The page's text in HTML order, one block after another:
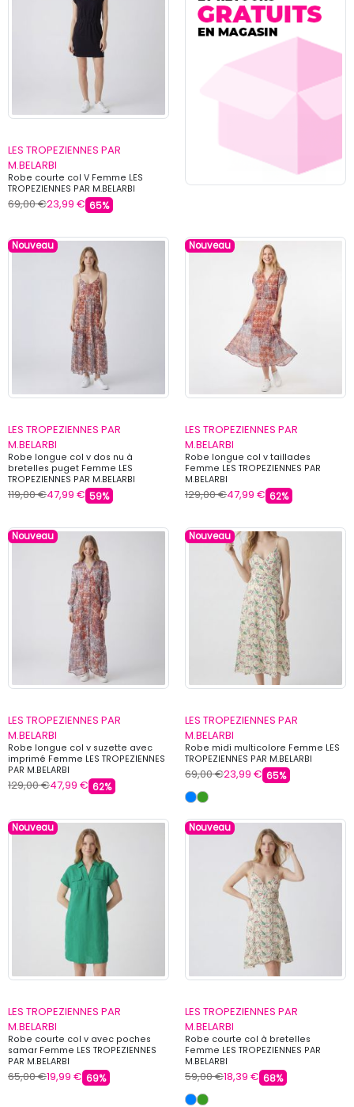
LES TROPEZIENNES PAR
M.BELARBI
Robe courte col V Femme LES
TROPEZIENNES PAR M.BELARBI
69,00 €23,99 € 65%
Nouveau
LES TROPEZIENNES PAR
M.BELARBI
Robe longue col v dos nu à
bretelles puget Femme LES
TROPEZIENNES PAR M.BELARBI
119,00 €47,99 € 59%
Nouveau
LES TROPEZIENNES PAR
M.BELARBI
Robe longue col v taillades
Femme LES TROPEZIENNES PAR
M.BELARBI
129,00 €47,99 € 62%
Nouveau
LES TROPEZIENNES PAR
M.BELARBI
Robe longue col v suzette avec
imprimé Femme LES TROPEZIENNES
PAR M.BELARBI
129,00 €47,99 € 62%
Nouveau
LES TROPEZIENNES PAR
M.BELARBI
Robe midi multicolore Femme LES
TROPEZIENNES PAR M.BELARBI
69,00 €23,99 € 65%
Nouveau
LES TROPEZIENNES PAR
M.BELARBI
Robe courte col v avec poches
samar Femme LES TROPEZIENNES
PAR M.BELARBI
65,00 €19,99 € 69%
Nouveau
LES TROPEZIENNES PAR
M.BELARBI
Robe courte col à bretelles
Femme LES TROPEZIENNES PAR
M.BELARBI
59,00 €18,39 € 68%